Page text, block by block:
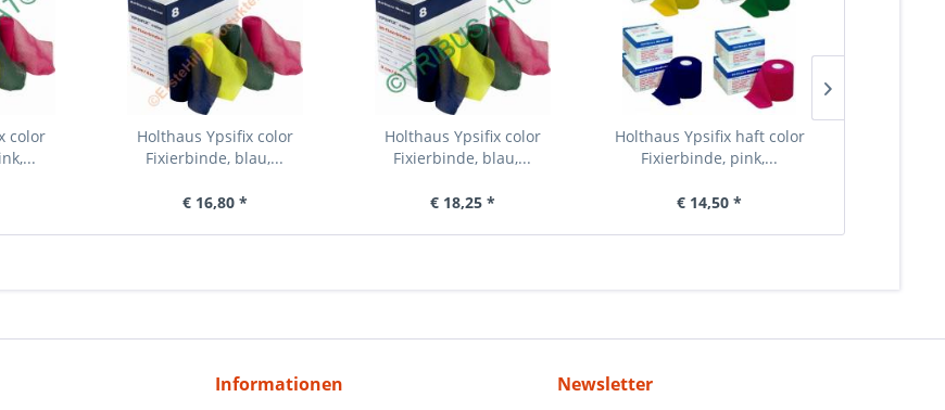
color
Holthaus Ypsifix color
Fixierbinde, blau,...
€ 16,80 *
Holthaus Ypsifix color
Fixierbinde, blau,...
€ 18,25 *
Holthaus Ypsifix haft color
Fixierbinde, pink,...
€ 14,50 *
Informationen Newsletter